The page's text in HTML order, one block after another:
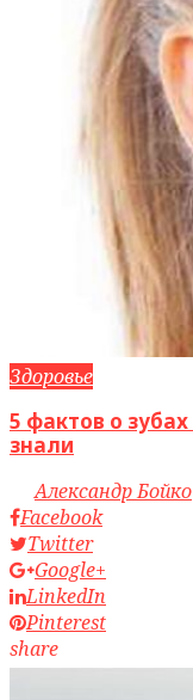
Здоровье
5 фактов о
знали
byАлександр Бойко
Facebook
Twitter
Google+
LinkedIn
Pinterest
share